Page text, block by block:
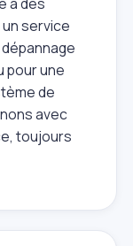
service
pour une
de
avec
toujours